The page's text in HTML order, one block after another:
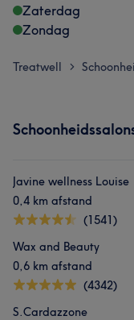
Zaterdag
Zondag
Treatwell >
Javine wellness Louise
0,4 km afstand
(1541)
Wax and Beauty
0,6 km afstand
(4342)
S.Cardazzone